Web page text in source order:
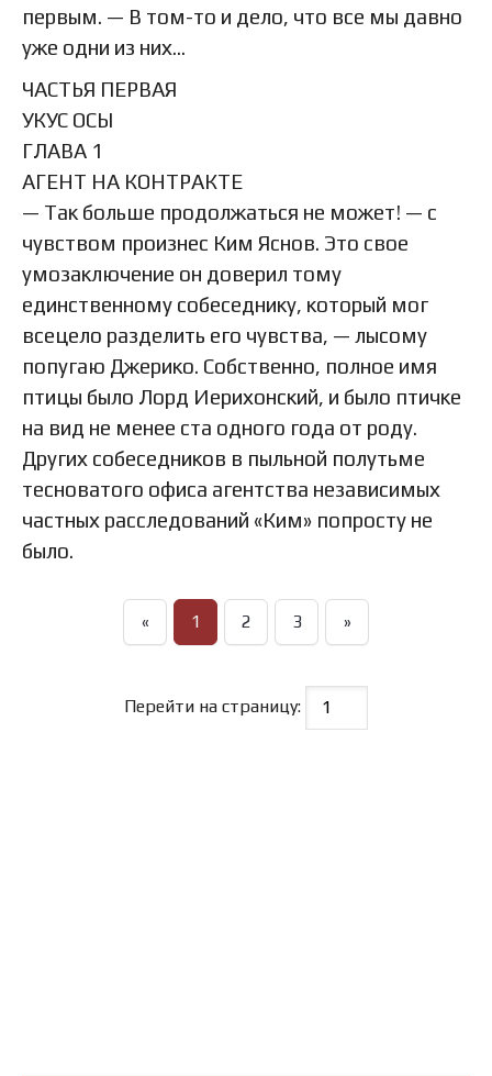
первым. — В том-то и дело, что все мы давно
уже одни из них...
ЧАСТЬЯ ПЕРВАЯ
УКУС ОСЫ
ГЛАВА 1
АГЕНТ НА КОНТРАКТЕ
— Так больше продолжаться не может! — с
чувством произнес Ким Яснов. Это свое
умозаключение он доверил тому
единственному собеседнику, который мог
всецело разделить его чувства, — лысому
попугаю Джерико. Собственно, полное имя
птицы было Лорд Иерихонский, и было птичке
на вид не менее ста одного года от роду.
Других собеседников в пыльной полутьме
тесноватого офиса агентства независимых
частных расследований «Ким» попросту не
было.
« 1 2 3 »
Перейти на страницу: